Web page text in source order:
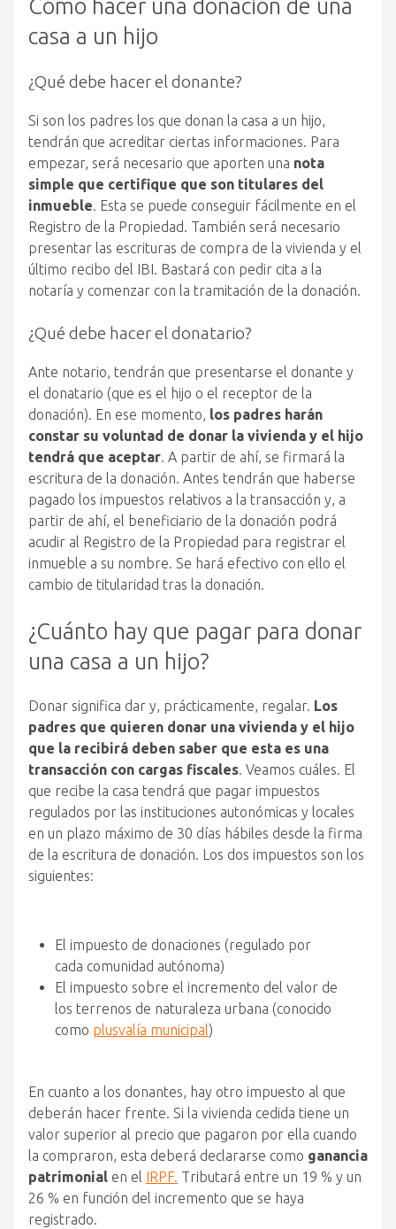
Cómo hacer una donación de una
casa a un hijo
¿Qué debe hacer el donante?
Si son los padres los que donan la casa a un hijo,
tendrán que acreditar ciertas informaciones. Para
empezar, será necesario que aporten una nota
simple que certifique que son titulares del
inmueble. Esta se puede conseguir fácilmente en el
Registro de la Propiedad. También será necesario
presentar las escrituras de compra de la vivienda y el
último recibo del IBI. Bastará con pedir cita a la
notaría y comenzar con la tramitación de la donación.
¿Qué debe hacer el donatario?
Ante notario, tendrán que presentarse el donante y
el donatario (que es el hijo o el receptor de la
donación). En ese momento, los padres harán
constar su voluntad de donar la vivienda y el hijo
tendrá que aceptar. A partir de ahí, se firmará la
escritura de la donación. Antes tendrán que haberse
pagado los impuestos relativos a la transacción y, a
partir de ahí, el beneficiario de la donación podrá
acudir al Registro de la Propiedad para registrar el
inmueble a su nombre. Se hará efectivo con ello el
cambio de titularidad tras la donación.
¿Cuánto hay que pagar para donar
una casa a un hijo?
Donar significa dar y, prácticamente, regalar. Los
padres que quieren donar una vivienda y el hijo
que la recibirá deben saber que esta es una
transacción con cargas fiscales. Veamos cuáles. El
que recibe la casa tendrá que pagar impuestos
regulados por las instituciones autonómicas y locales
en un plazo máximo de 30 días hábiles desde la firma
de la escritura de donación. Los dos impuestos son los
siguientes:
El impuesto de donaciones (regulado por
cada comunidad autónoma)
El impuesto sobre el incremento del valor de
los terrenos de naturaleza urbana (conocido
como plusvalía municipal)
En cuanto a los donantes, hay otro impuesto al que
deberán hacer frente. Si la vivienda cedida tiene un
valor superior al precio que pagaron por ella cuando
la compraron, esta deberá declararse como ganancia
patrimonial en el IRPF. Tributará entre un 19 % y un
26 % en función del incremento que se haya
registrado.